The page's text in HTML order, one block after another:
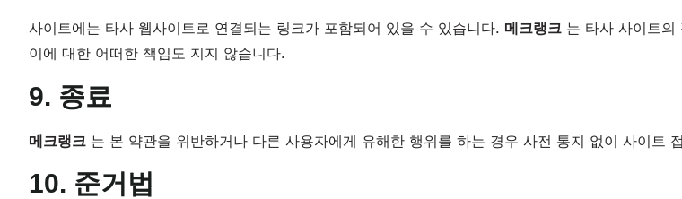
사이트에는 타사 웹사이트로 연결되는 링크가 포함되어 있을 수 있습니다. 메크랭크 는 타사 사이트
이에 대한 어떠한 책임도 지지 않습니다.
9. 종료
메크랭크 는 본 약관을 위반하거나 다른 사용자에게 유해한 행위를 하는 경우 사전 통지 없이 사이트
10. 준거법